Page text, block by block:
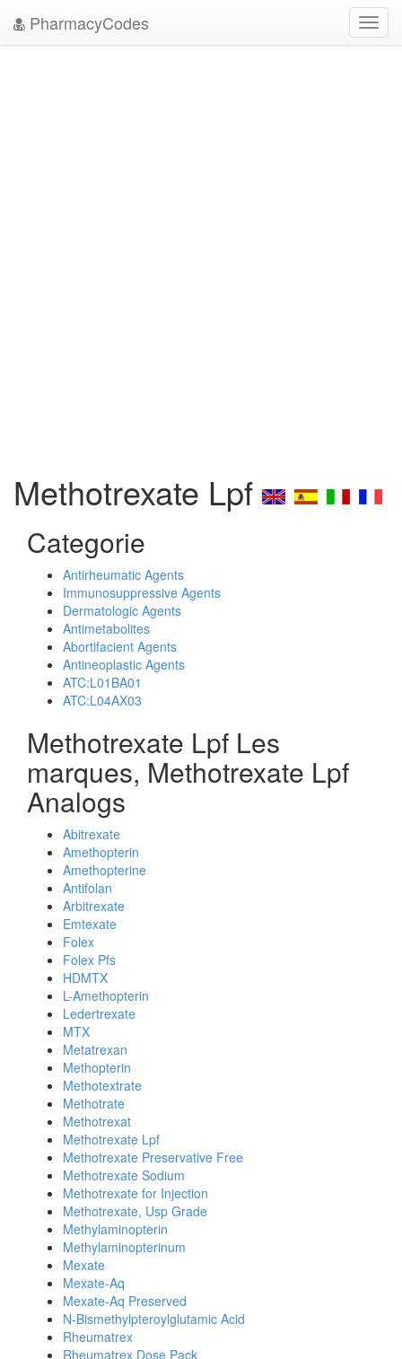
PharmacyCodes
Methotrexate Lpf
Categorie
Antirheumatic Agents
Immunosuppressive Agents
Dermatologic Agents
Antimetabolites
Abortifacient Agents
Antineoplastic Agents
ATC:L01BA01
ATC:L04AX03
Methotrexate Lpf Les
marques, Methotrexate Lpf
Analogs
Abitrexate
Amethopterin
Amethopterine
Antifolan
Arbitrexate
Emtexate
Folex
Folex Pfs
HDMTX
L-Amethopterin
Ledertrexate
MTX
Metatrexan
Methopterin
Methotextrate
Methotrate
Methotrexat
Methotrexate Lpf
Methotrexate Preservative Free
Methotrexate Sodium
Methotrexate for Injection
Methotrexate, Usp Grade
Methylaminopterin
Methylaminopterinum
Mexate
Mexate-Aq
Mexate-Aq Preserved
N-Bismethylpteroylglutamic Acid
Rheumatrex
Rheumatrex Dose Pack